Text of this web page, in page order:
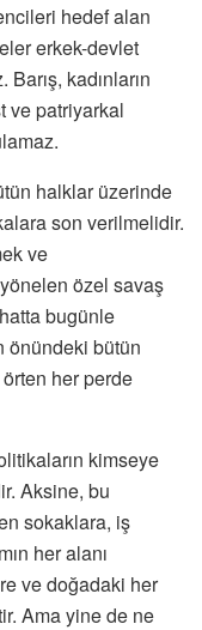
hedef alan
erkek-devlet
kadınların
ve patriyarkal
halklar üzerinde
son verilmelidir.
ve
özel savaş
bugünle
önündeki bütün
her perde
kimseye
Aksine, bu
sokaklara, iş
her alanı
ve doğadaki her
Ama yine de ne